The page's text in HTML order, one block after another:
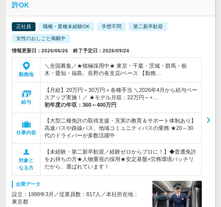
許OK
正社員 職種・業種未経験OK 学歴不問 第二新卒歓迎
女性のおしごと掲載中
情報更新日：2026/06/26 終了予定日：2026/09/24
勤務地
＼全国募集／★積極採用中★ 東京・千葉・茨城・群馬・栃
木・愛知・福島、長野の各支店/ベース 【勤務…
給与
【月給】20万円～30万円＋各種手当 ＼2026年4月から給与ベー
スアップ実施！／ ★モデル月収：22万円～+…
初年度の年収： 360～400万円
仕事内容
【大型二種免許の取得支援・充実の教育＆サポート体制あり】
高速バスや路線バス、地域コミュニティバスの乗務 ★20～30
代のドライバーが多数活躍中
対象と
なる方
【未経験・第二新卒歓迎／経験ゼロからプロに！】◆普通免許
をお持ちの方★人物重視の採用★安定基盤×労務環境バッチリ
だから、選ばれています！
企業データ
設立：1988年3月／従業員数：817人／本社所在地：
東京都